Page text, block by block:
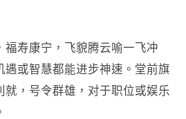
福寿康宁，飞貌腾云喻一飞冲
遇或智慧都能进步神速。堂前旗
就，号令群雄，对于职位或娱乐